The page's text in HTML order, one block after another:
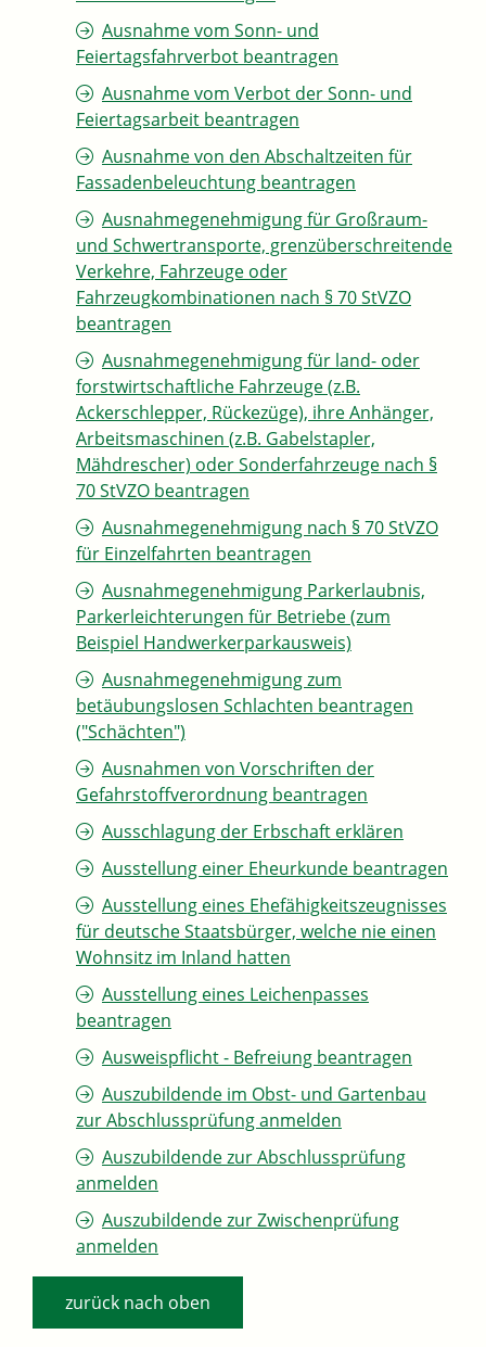
Ausnahme vom Sonn- und
Feiertagsfahrverbot beantragen
Ausnahme vom Verbot der Sonn- und
Feiertagsarbeit beantragen
Ausnahme von den Abschaltzeiten für
Fassadenbeleuchtung beantragen
Ausnahmegenehmigung für Großraum-
und Schwertransporte, grenzüberschreitende
Verkehre, Fahrzeuge oder
Fahrzeugkombinationen nach § 70 StVZO
beantragen
Ausnahmegenehmigung für land- oder
forstwirtschaftliche Fahrzeuge (z.B.
Ackerschlepper, Rückezüge), ihre Anhänger,
Arbeitsmaschinen (z.B. Gabelstapler,
Mähdrescher) oder Sonderfahrzeuge nach §
70 StVZO beantragen
Ausnahmegenehmigung nach § 70 StVZO
für Einzelfahrten beantragen
Ausnahmegenehmigung Parkerlaubnis,
Parkerleichterungen für Betriebe (zum
Beispiel Handwerkerparkausweis)
Ausnahmegenehmigung zum
betäubungslosen Schlachten beantragen
("Schächten")
Ausnahmen von Vorschriften der
Gefahrstoffverordnung beantragen
Ausschlagung der Erbschaft erklären
Ausstellung einer Eheurkunde beantragen
Ausstellung eines Ehefähigkeitszeugnisses
für deutsche Staatsbürger, welche nie einen
Wohnsitz im Inland hatten
Ausstellung eines Leichenpasses
beantragen
Ausweispflicht - Befreiung beantragen
Auszubildende im Obst- und Gartenbau
zur Abschlussprüfung anmelden
Auszubildende zur Abschlussprüfung
anmelden
Auszubildende zur Zwischenprüfung
anmelden
zurück nach oben